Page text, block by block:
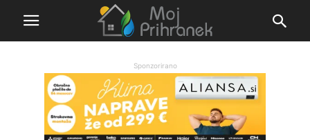
Sponzorirano